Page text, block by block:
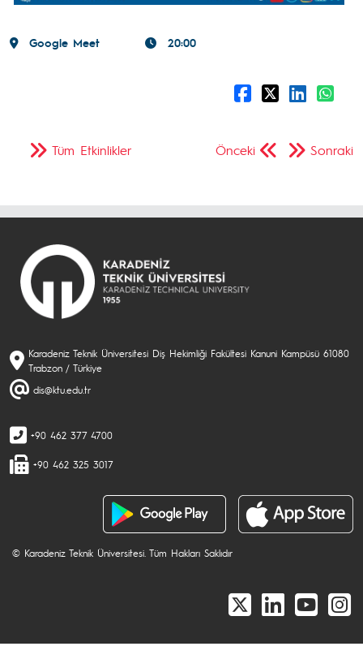
Google Meet 20:00
Önceki Sonraki
Tüm Etkinlikler
Karadeniz Teknik Üniversitesi Diş Hekimliği Fakültesi Kanuni Kampüsü 61080
Trabzon / Türkiye
dis@ktu.edu.tr
+90 462 377 4700
+90 462 325 3017
© Karadeniz Teknik Üniversitesi. Tüm Hakları Saklıdır